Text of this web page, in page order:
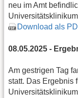
neu im Amt
Download als
08.05.2025 -
Am gestrigen Tag
statt. Das Ergebnis